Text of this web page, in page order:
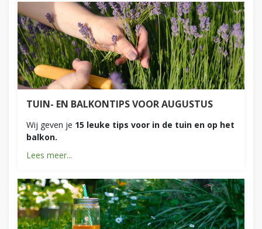
TUIN- EN BALKONTIPS VOOR AUGUSTUS
Wij geven je 15 leuke tips voor in de tuin en op het
balkon.
Lees meer...